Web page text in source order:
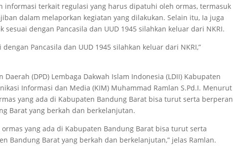
informasi terkait regulasi yang harus dipatuhi oleh ormas, termasuk
dalam melaporkan kegiatan yang dilakukan. Selain itu, Ia juga
dengan Pancasila dan UUD 1945 silahkan keluar dari NKRI.
Pancasila dan UUD 1945 silahkan keluar dari NKRI,”
(DPD) Lembaga Dakwah Islam Indonesia (LDII) Kabupaten
Informasi dan Media (KIM) Muhammad Ramlan S.Pd.I. Menurut
yang ada di Kabupaten Bandung Barat bisa turut serta berperan
Barat yang berkah dan berkelanjutan.
yang ada di Kabupaten Bandung Barat bisa turut serta
Bandung Barat yang berkah dan berkelanjutan,” jelas Ramlan.